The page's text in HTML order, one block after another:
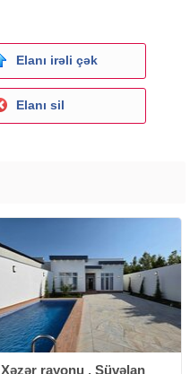
Elanı irəli çək
Elanı sil
Xəzər rayonu , Şüvəlan